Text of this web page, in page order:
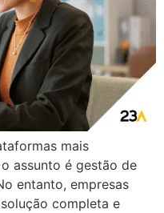
mais
assunto é gestão de
entanto, empresas
completa e